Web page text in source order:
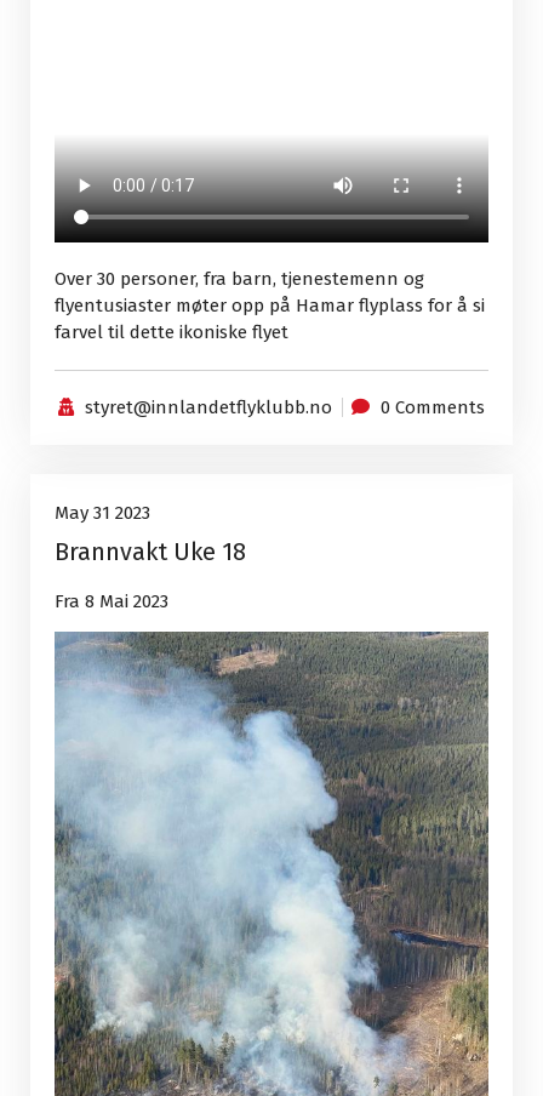
Over 30 personer, fra barn, tjenestemenn og
flyentusiaster møter opp på Hamar flyplass for å si
farvel til dette ikoniske flyet
styret@innlandetflyklubb.no 0 Comments
31
May, 2023
May 31 2023
Brannvakt Uke 18
Fra 8 Mai 2023